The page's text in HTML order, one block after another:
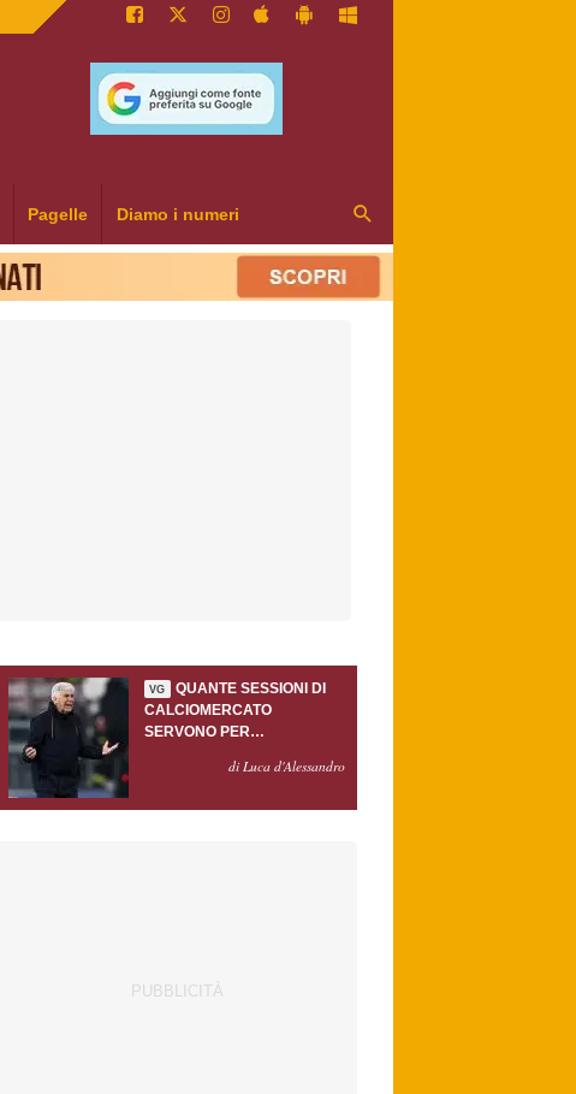
Pagelle Diamo i numeri
VG
QUANTE SESSIONI DI
CALCIOMERCATO
SERVONO PER
GASPERINI?di Luca d'Alessandro